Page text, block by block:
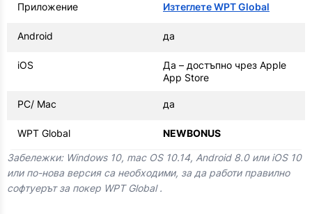
Приложение Изтеглете WPT Global
Android да
iOS
Да – достъпно чрез Apple
App Store
PC/ Mac да
WPT Global NEWBONUS
Забележки: Windows 10, mac OS 10.14, Android 8.0 или iOS 10
или по-нова версия са необходими, за да работи правилно
софтуерът за покер WPT Global .